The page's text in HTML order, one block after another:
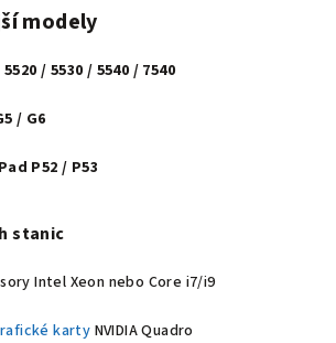
modely
/ 5530 / 5540 / 7540
/ G6
P52 / P53
stanic
Intel Xeon nebo Core i7/i9
kartyNVIDIA Quadro